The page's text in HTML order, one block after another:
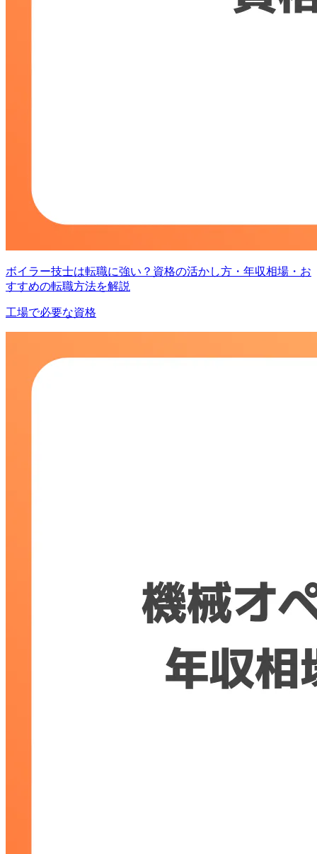
ボイラー技士は転職に強い？資格の活かし方・年収相場・お
すすめの転職方法を解説
工場で必要な資格